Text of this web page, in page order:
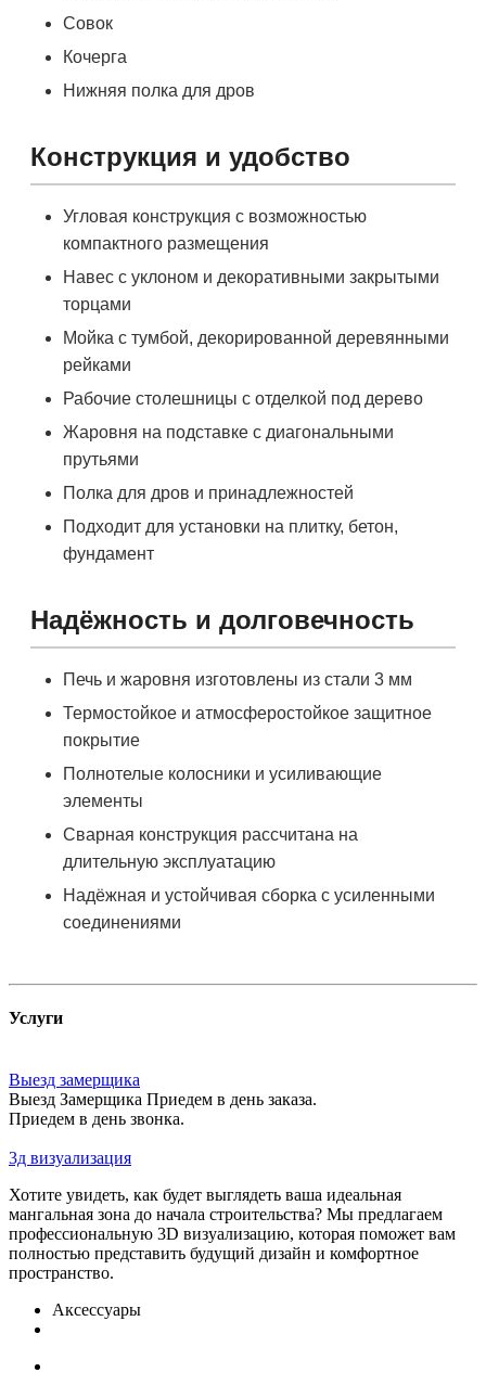
Совок
Кочерга
Нижняя полка для дров
Конструкция и удобство
Угловая конструкция с возможностью
компактного размещения
Навес с уклоном и декоративными закрытыми
торцами
Мойка с тумбой, декорированной деревянными
рейками
Рабочие столешницы с отделкой под дерево
Жаровня на подставке с диагональными
прутьями
Полка для дров и принадлежностей
Подходит для установки на плитку, бетон,
фундамент
Надёжность и долговечность
Печь и жаровня изготовлены из стали 3 мм
Термостойкое и атмосферостойкое защитное
покрытие
Полнотелые колосники и усиливающие
элементы
Сварная конструкция рассчитана на
длительную эксплуатацию
Надёжная и устойчивая сборка с усиленными
соединениями
Услуги
Выезд замерщика
Выезд Замерщика Приедем в день заказа.
Приедем в день звонка.
3д визуализация
Хотите увидеть, как будет выглядеть ваша идеальная
мангальная зона до начала строительства? Мы предлагаем
профессиональную 3D визуализацию, которая поможет вам
полностью представить будущий дизайн и комфортное
пространство.
Аксессуары